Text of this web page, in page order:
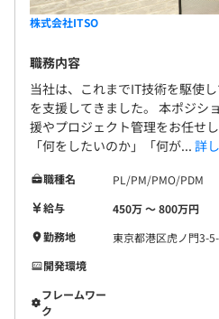
契約更新の判断基準
・契約期間満了時の業務量
・勤務成績、態度
・能力
・会社の経営状況
・従事している業務の進捗状況
契約更新の上限
通算契約期間は3年まで
※ただし有期雇用契約から無
株式会社ITSO
職務内容
当社は、これまでIT技術を駆使
を支援してきました。 本ポジシ
援やプロジェクト管理をお任せ
「何をしたいのか」「何が... 詳
職種名
PL/PM/PMO/PDM
給与
450万 〜 800万円
勤務地
東京都港区虎ノ門3-
開発環境
フレームワー
ク